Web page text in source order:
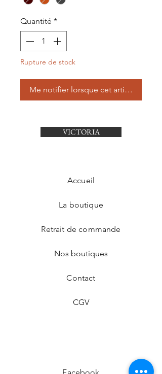
Quantité *
Rupture de stock
Me notifier lorsque cet article est
VICTORIA
Accueil
La boutique
Retrait de commande
Nos boutiques
Contact
CGV